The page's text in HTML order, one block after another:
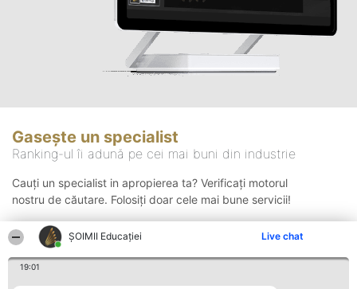
ȘOIMII Educației Live chat
19:01
Gasește un specialist
Ranking-ul îi adună pe cei mai buni din industrie
Cauți un specialist in apropierea ta? Verificați motorul
nostru de căutare. Folosiți doar cele mai bune servicii!